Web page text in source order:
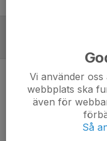
Vi använder
webbplats ska
även för
Så